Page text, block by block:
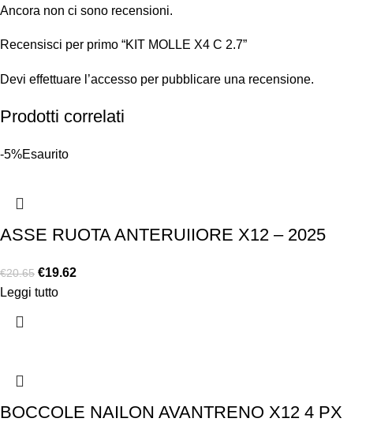
Ancora non ci sono recensioni.
Recensisci per primo “KIT MOLLE X4 C 2.7”
Devi effettuare l’accesso per pubblicare una recensione.
Prodotti correlati
-5%Esaurito
ASSE RUOTA ANTERUIIORE X12 – 2025
€20.65 €19.62
Leggi tutto
BOCCOLE NAILON AVANTRENO X12 4 PX